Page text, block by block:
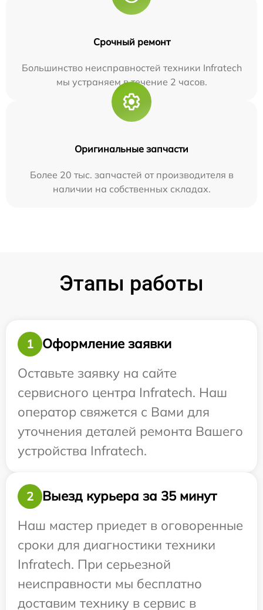
Срочный ремонт
Большинство неисправностей техники Infratech
мы устраняем в течение 2 часов.
Оригинальные запчасти
Более 20 тыс. запчастей от производителя в
наличии на собственных складах.
Этапы работы
1
Оформление заявки
Оставьте заявку на сайте
сервисного центра Infratech. Наш
оператор свяжется с Вами для
уточнения деталей ремонта Вашего
устройства Infratech.
2
Выезд курьера за 35 минут
Наш мастер приедет в оговоренные
сроки для диагностики техники
Infratech. При серьезной
неисправности мы бесплатно
доставим технику в сервис в